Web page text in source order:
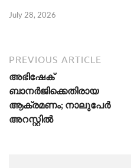
July 28, 2026
PREVIOUS ARTICLE
അഭിഷേക്
ബാനർജിക്കെതിരായ
ആക്രമണം; നാലുപേർ
അറസ്റ്റിൽ